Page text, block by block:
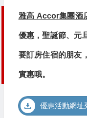
雅高 Accor集團酒
優惠，聖誕節、元
要訂房住宿的朋友
實惠哦。
優惠活動網址